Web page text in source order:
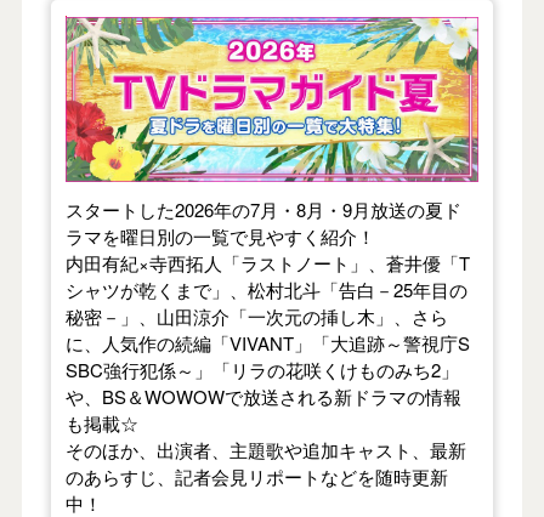
【2026年夏】TVドラマガイド
スタートした2026年の7月・8月・9月放送の夏ド
ラマを曜日別の一覧で見やすく紹介！
内田有紀×寺西拓人「ラストノート」、蒼井優「T
シャツが乾くまで」、松村北斗「告白－25年目の
秘密－」、山田涼介「一次元の挿し木」、さら
に、人気作の続編「VIVANT」「大追跡～警視庁S
SBC強行犯係～」「リラの花咲くけものみち2」
や、BS＆WOWOWで放送される新ドラマの情報
も掲載☆
そのほか、出演者、主題歌や追加キャスト、最新
のあらすじ、記者会見リポートなどを随時更新
中！